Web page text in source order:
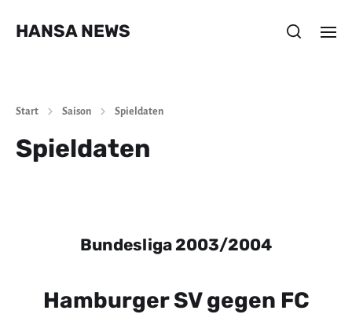
HANSA NEWS
Start Saison Spieldaten
Spieldaten
Bundesliga 2003/2004
Hamburger SV gegen FC